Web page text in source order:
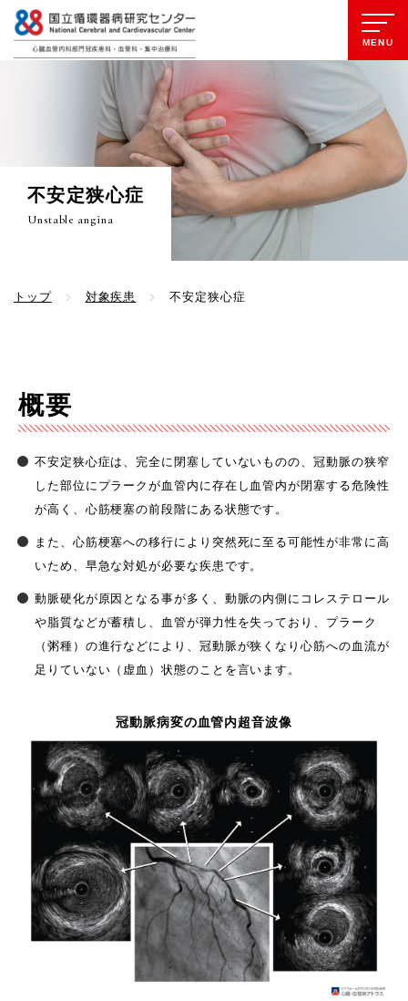
MENU
不安定狭心症
Unstable angina
トップ 対象疾患 不安定狭心症
概要
不安定狭心症は、完全に閉塞していないものの、冠動脈の狭窄
した部位にプラークが血管内に存在し血管内が閉塞する危険性
が高く、心筋梗塞の前段階にある状態です。
また、心筋梗塞への移行により突然死に至る可能性が非常に高
いため、早急な対処が必要な疾患です。
動脈硬化が原因となる事が多く、動脈の内側にコレステロール
や脂質などが蓄積し、血管が弾力性を失っており、プラーク
（粥種）の進行などにより、冠動脈が狭くなり心筋への血流が
足りていない（虚血）状態のことを言います。
冠動脈病変の血管内超音波像